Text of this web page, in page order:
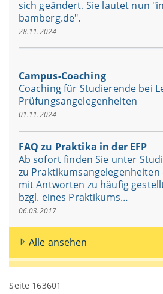
sich geändert. Sie lautet nun
bamberg.de".
28.11.2024
Campus-Coaching
Coaching für Studierende bei
Prüfungsangelegenheiten
01.11.2024
FAQ zu Praktika in der EFP
Ab sofort finden Sie unter
zu
mit Antworten zu häufig
bzgl. eines Praktikums…
06.03.2017
Alle ansehen
Seite 163601